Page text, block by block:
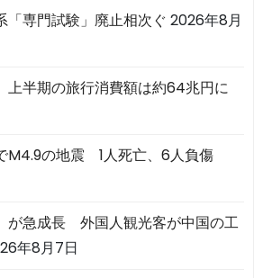
「専門試験」廃止相次ぐ 2026年8月
上半期の旅行消費額は約64兆円に
M4.9の地震 1人死亡、6人負傷
が急成長 外国人観光客が中国の工
年8月7日